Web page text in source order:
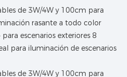
para iluminación de escenarios